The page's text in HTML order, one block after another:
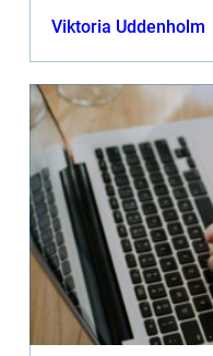
Viktoria Uddenholm